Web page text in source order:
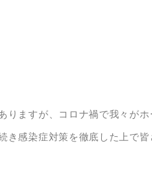
りますが、コロナ禍で我々が
感染症対策を徹底した上で